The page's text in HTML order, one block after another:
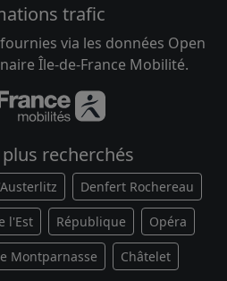
trafic
via les données Open
Île-de-France Mobilité.
recherchés
Denfert Rochereau
l'Est République Opéra
Montparnasse Châtelet